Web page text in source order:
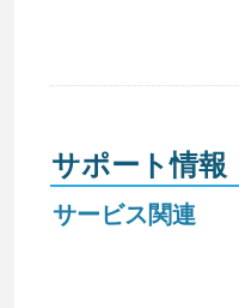
サポート情報
サービス関連